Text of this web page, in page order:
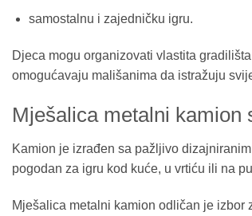
samostalnu i zajedničku igru.
Djeca mogu organizovati vlastita
omogućavaju mališanima da istražuju
Mješalica metalni kamion
Kamion je izrađen sa pažljivo
pogodan za igru kod kuće, u vrtiću ili na
Mješalica metalni kamion odličan je izbor